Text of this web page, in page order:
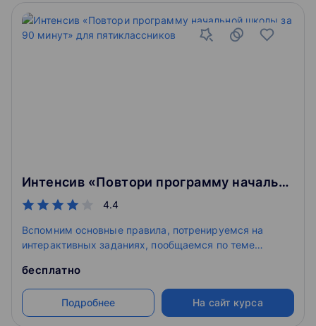
Интенсив «Повтори программу начальной школы за 90 минут» для пятиклассников
4.4
Вспомним основные правила, потренируемся на
интерактивных заданиях, пообщаемся по теме
бесплатно
Подробнее На сайт курса